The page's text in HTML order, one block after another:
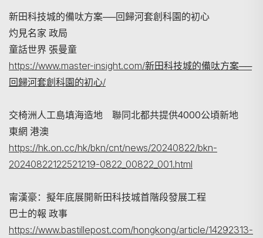
新田科技城的備呔方案──回歸河套創科園的初心
灼見名家 政局
童話世界 張曼童
https://www.master-insight.com/新田科技城的備呔方案──
回歸河套創科園的初心/
交椅洲人工島填海造地 聯同北都共提供4000公頃新地
東網 港澳
https://hk.on.cc/hk/bkn/cnt/news/20240822/bkn-
20240822122521219-0822_00822_001.html
甯漢豪：擬年底展開新田科技城首階段發展工程
巴士的報 政事
https://www.bastillepost.com/hongkong/article/14292313-